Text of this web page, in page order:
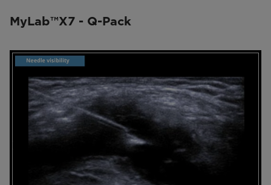
MyLab™X7 - Q-Pack